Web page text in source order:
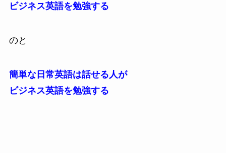
ビジネス英語を勉強する
のと
簡単な日常英語は話せる人が
ビジネス英語を勉強する